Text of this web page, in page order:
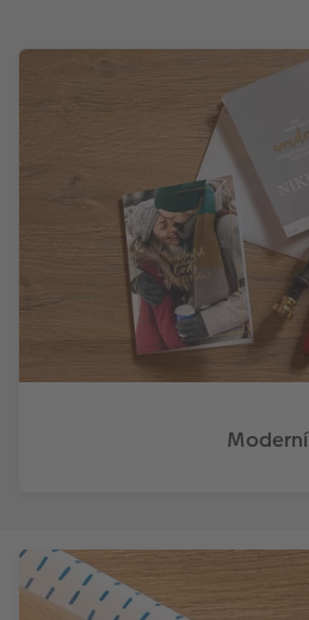
Moderní